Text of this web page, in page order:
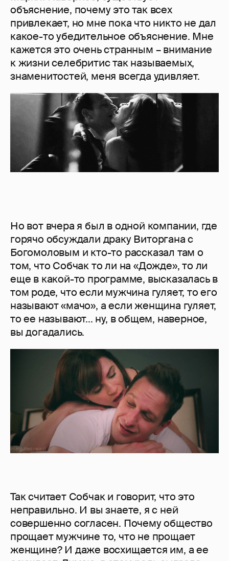
объяснение, почему это так всех
привлекает, но мне пока что никто не дал
какое-то убедительное объяснение. Мне
кажется это очень странным – внимание
к жизни селебритис так называемых,
знаменитостей, меня всегда удивляет.
Но вот вчера я был в одной компании, где
горячо обсуждали драку Виторгана с
Богомоловым и кто-то рассказал там о
том, что Собчак то ли на «Дожде», то ли
еще в какой-то программе, высказалась в
том роде, что если мужчина гуляет, то его
называют «мачо», а если женщина гуляет,
то ее называют... ну, в общем, наверное,
вы догадались.
Так считает Собчак и говорит, что это
неправильно. И вы знаете, я с ней
совершенно согласен. Почему общество
прощает мужчине то, что не прощает
женщине? И даже восхищается им, а ее